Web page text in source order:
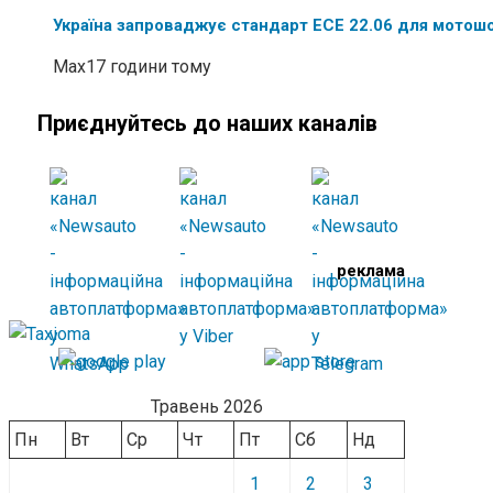
Україна запроваджує стандарт ECE 22.06 для
Max17 години тому
Приєднуйтесь до наших каналів
реклама
Травень 2026
Пн
Вт Ср Чт Пт Сб Нд
1 2 3